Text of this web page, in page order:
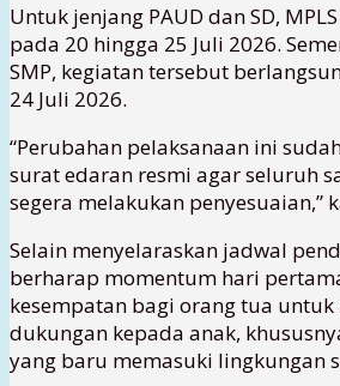
Untuk jenjang PAUD dan SD,
pada 20 hingga 25 Juli 2026.
SMP, kegiatan tersebut
24 Juli 2026.
“Perubahan pelaksanaan ini
surat edaran resmi agar seluruh
segera melakukan penyesuaian,”
Selain menyelaraskan jadwal
berharap momentum hari
kesempatan bagi orang tua
dukungan kepada anak,
yang baru memasuki lingkungan